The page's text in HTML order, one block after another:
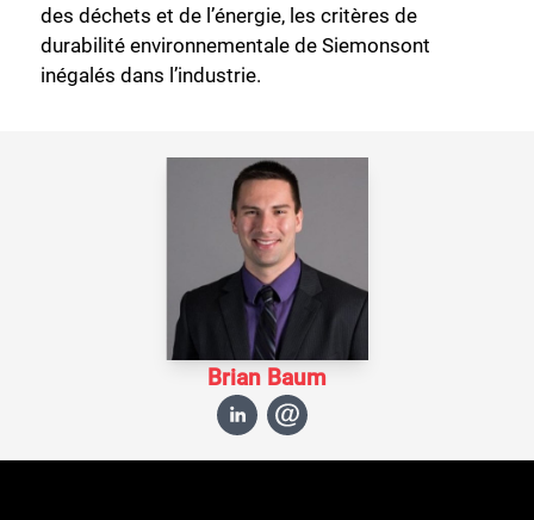
des déchets et de l’énergie, les critères de
durabilité environnementale de Siemonsont
inégalés dans l’industrie.
Brian Baum